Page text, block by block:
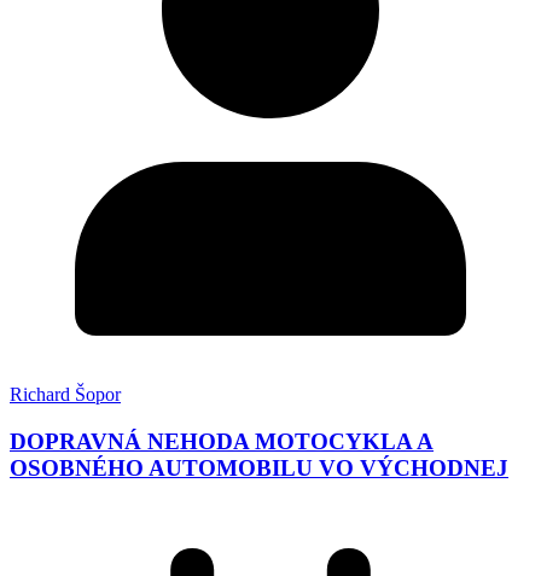
Richard Šopor
DOPRAVNÁ NEHODA MOTOCYKLA A
OSOBNÉHO AUTOMOBILU VO VÝCHODNEJ